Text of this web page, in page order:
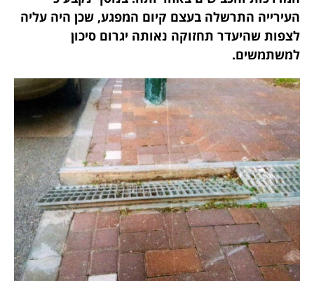
העירייה התרשלה בעצם קיום המפגע, שכן היה עליה
לצפות שהיעדר תחזוקה נאותה יגרום סיכון
למשתמשים.